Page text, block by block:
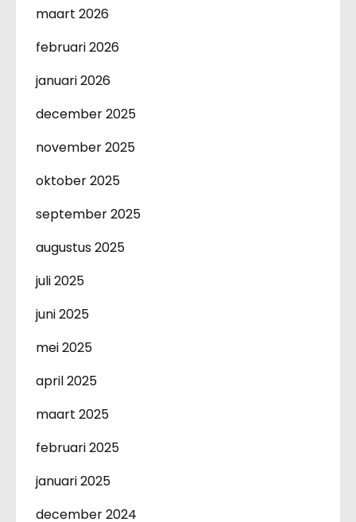
maart 2026
februari 2026
januari 2026
december 2025
november 2025
oktober 2025
september 2025
augustus 2025
juli 2025
juni 2025
mei 2025
april 2025
maart 2025
februari 2025
januari 2025
december 2024